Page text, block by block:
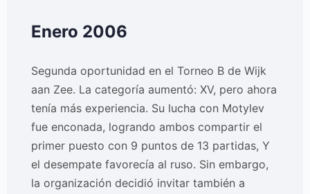
Enero 2006
Segunda oportunidad en el Torneo B de Wijk
aan Zee. La categoría aumentó: XV, pero ahora
tenía más experiencia. Su lucha con Motylev
fue enconada, logrando ambos compartir el
primer puesto con 9 puntos de 13 partidas, Y
el desempate favorecía al ruso. Sin embargo,
la organización decidió invitar también a